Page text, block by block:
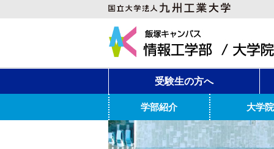
受験生の方へ
学部紹介 大学院